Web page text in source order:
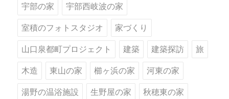
宇部の家 宇部西岐波の家
室積のフォトスタジオ 家づくり
山口泉都町プロジェクト 建築 建築探訪 旅
木造 東山の家 櫛ヶ浜の家 河東の家
湯野の温浴施設 生野屋の家 秋穂東の家